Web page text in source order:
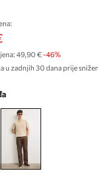
49,90 €-46%
u zadnjih 30 dana prije